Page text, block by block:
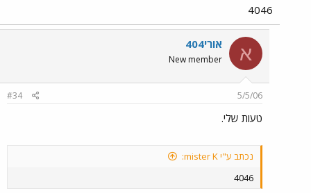
4046
א אורי404
New member
5/5/06
#34
טעות שלי.
נכתב ע"י mister K:
4046